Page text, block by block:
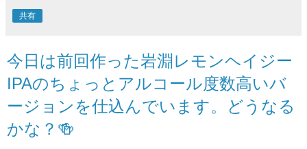
共有
今日は前回作った岩淵レモンヘイジー
IPAのちょっとアルコール度数高いバ
ージョンを仕込んでいます。どうなる
かな？🍻